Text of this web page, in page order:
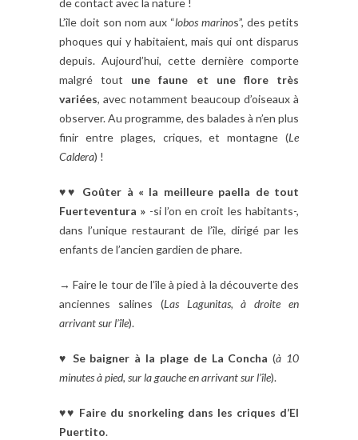
de contact avec la nature !
L’île doit son nom aux “lobos marinos”, des petits
phoques qui y habitaient, mais qui ont disparus
depuis. Aujourd’hui, cette dernière comporte
malgré tout une faune et une flore très
variées, avec notamment beaucoup d’oiseaux à
observer. Au programme, des balades à n’en plus
finir entre plages, criques, et montagne (Le
Caldera) !
♥♥ Goûter à « la meilleure paella de tout
Fuerteventura » -si l’on en croit les habitants-,
dans l’unique restaurant de l’île, dirigé par les
enfants de l’ancien gardien de phare.
→ Faire le tour de l’île à pied à la découverte des
anciennes salines (Las Lagunitas, à droite en
arrivant sur l’île).
♥ Se baigner à la plage de La Concha (à 10
minutes à pied, sur la gauche en arrivant sur l’île).
♥♥ Faire du snorkeling dans les criques d’El
Puertito.